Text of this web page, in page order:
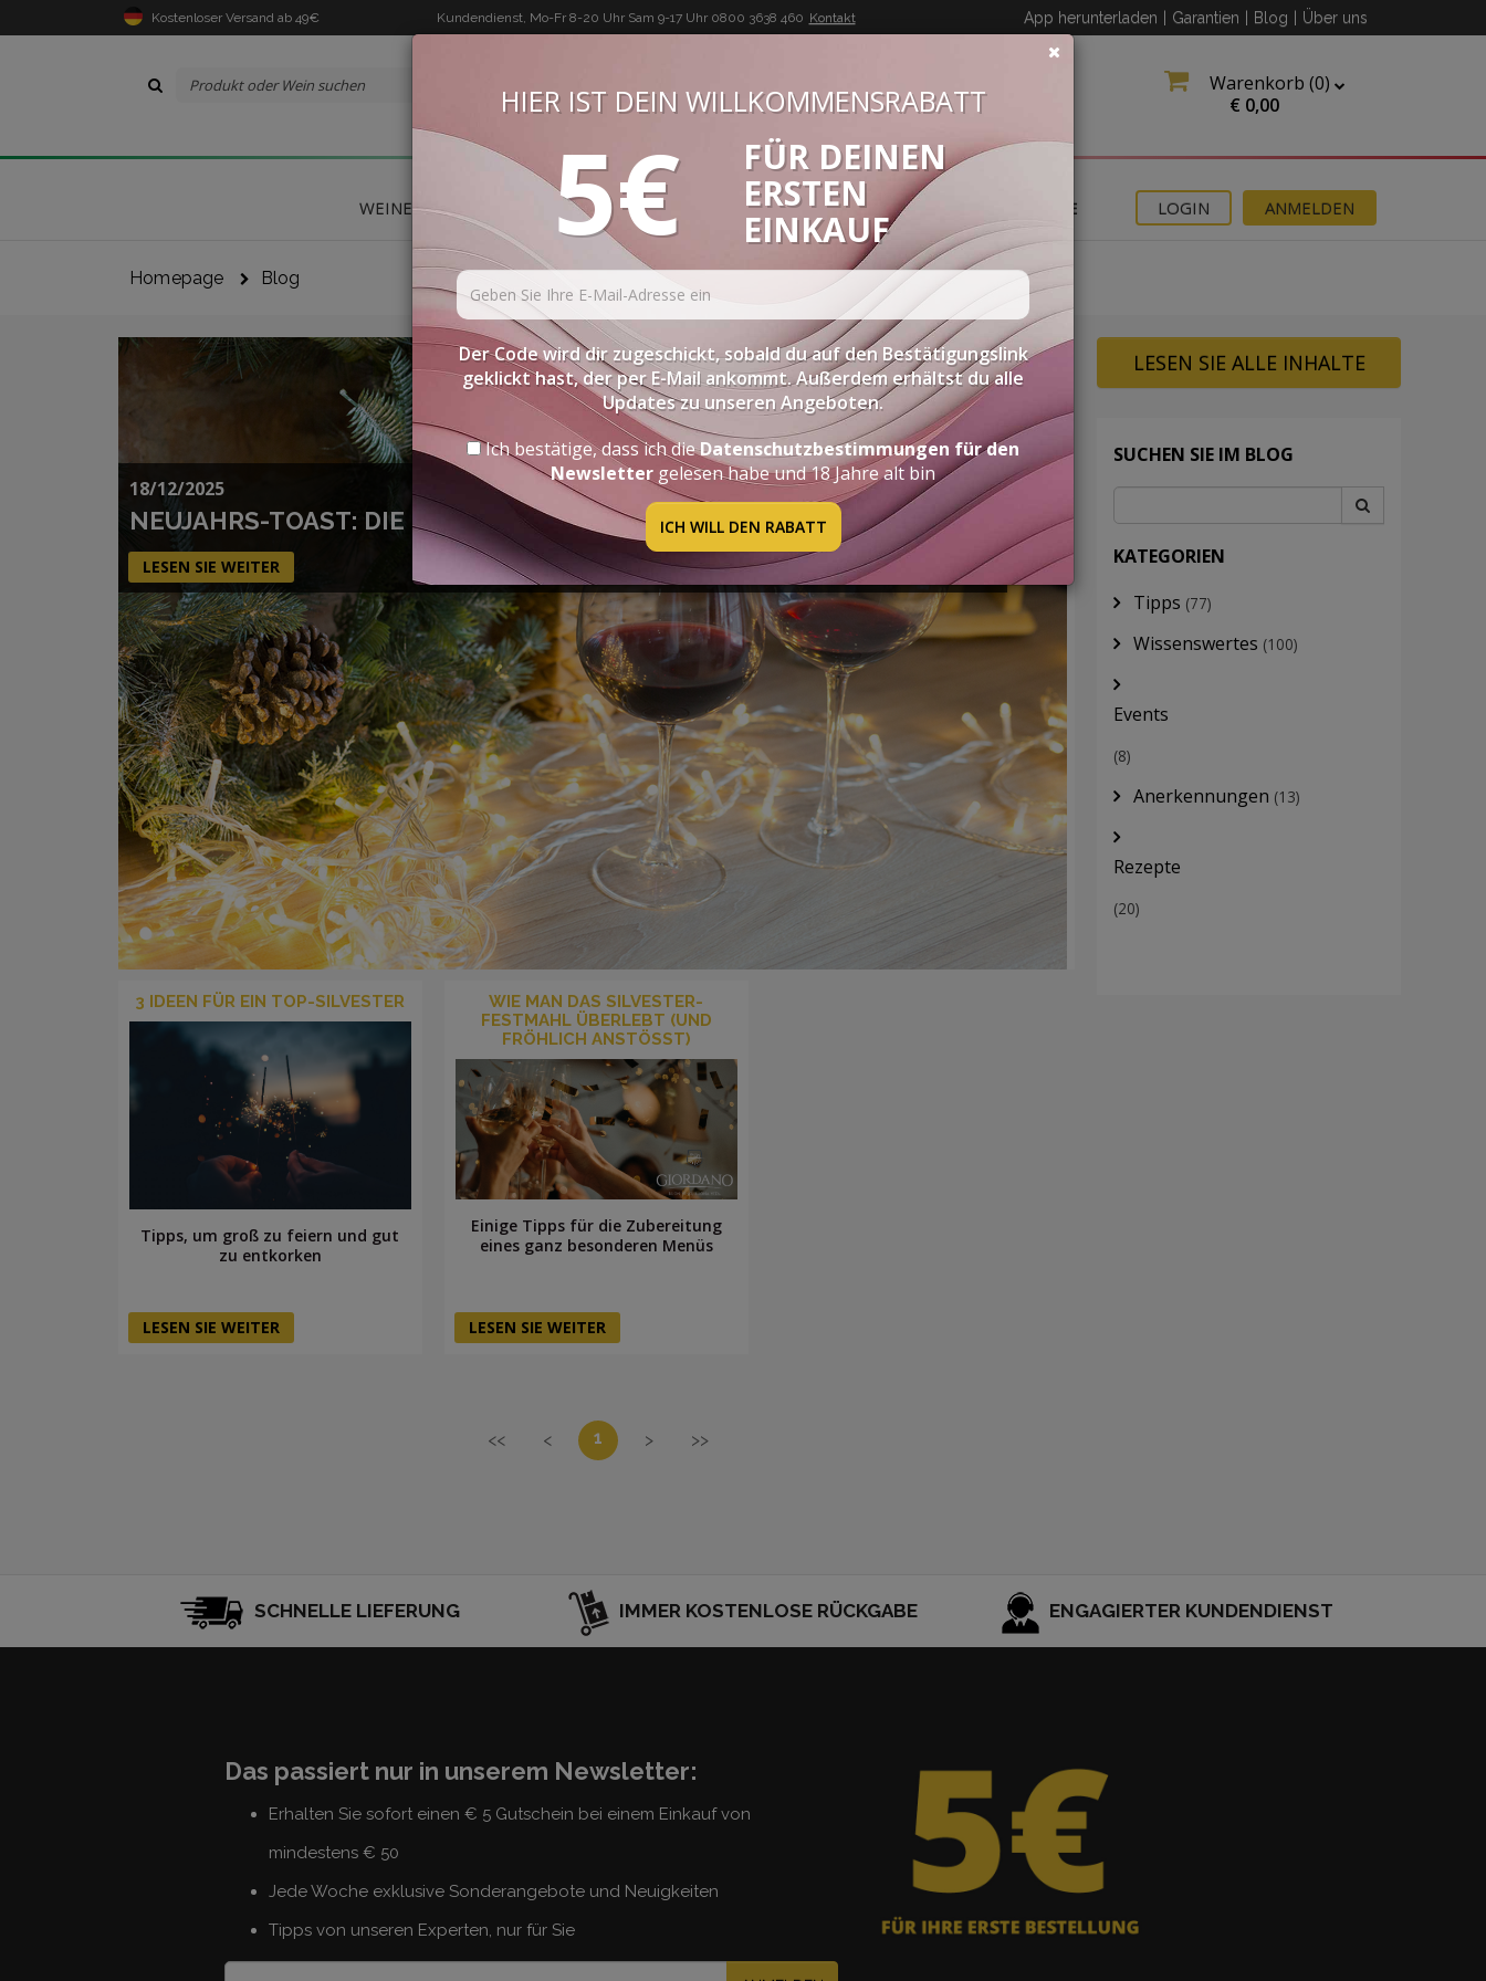
Kostenloser Versand ab 49€ Kundendienst, Mo-Fr 8-20 Uhr Sam 9-17 Uhr0800 3638 460 Kontakt App herunterladen Garantien Blog Über uns
Warenkorb (0)
€ 0,00
BUON VINO, BUONA VITA
WEINE DELIKATESSEN PROBIERPAKETE SPIRITOUSEN ZUBEHÖR ANGEBOTE ANMELDEN
LOGIN
Homepage Blog
18/12/2025
NEUJAHRS-TOAST: DIE BESTEN ROTWEINE FÜR DAS SILVESTERDINNER
LESEN SIE WEITER
3 IDEEN FÜR EIN TOP-SILVESTER
Tipps, um groß zu feiern und gut
zu entkorken
LESEN SIE WEITER
WIE MAN DAS SILVESTER-
FESTMAHL ÜBERLEBT (UND
FRÖHLICH ANSTÖSST)
Einige Tipps für die Zubereitung
eines ganz besonderen Menüs
LESEN SIE WEITER
LESEN SIE ALLE INHALTE
SUCHEN SIE IM BLOG
KATEGORIEN
Tipps (77)
Wissenswertes (100)
Events
(8)
Anerkennungen (13)
Rezepte
(20)
<< < 1 > >>
SCHNELLE LIEFERUNG IMMER KOSTENLOSE RÜCKGABE ENGAGIERTER KUNDENDIENST
Das passiert nur in unserem Newsletter:
Erhalten Sie sofort einen € 5 Gutschein bei einem Einkauf von
mindestens € 50
Jede Woche exklusive Sonderangebote und Neuigkeiten
Tipps von unseren Experten, nur für Sie
HIER IST DEIN WILLKOMMENSRABATT
5€
FÜR DEINEN
ERSTEN
EINKAUF
Der Code wird dir zugeschickt, sobald du auf den Bestätigungslink
geklickt hast, der per E-Mail ankommt. Außerdem erhältst du alle
Updates zu unseren Angeboten.
Ich bestätige, dass ich dieDatenschutzbestimmungen für den
Newsletter gelesen habe und 18 Jahre alt bin
ICH WILL DEN RABATT